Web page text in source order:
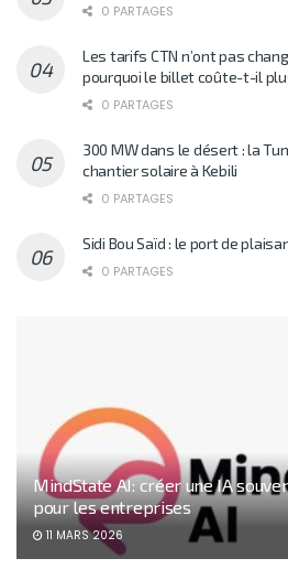
0 PARTAGES
Les tarifs CTN n’ont pas
pourquoi le billet coûte-t-il
0 PARTAGES
300 MW dans le désert : la
chantier solaire à Kebili
0 PARTAGES
Sidi Bou Saïd : le port de
0 PARTAGES
MindState AI: créer une IA
pour les entreprises
11 MARS 2026